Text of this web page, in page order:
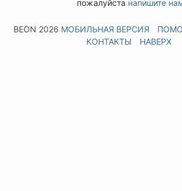
пожалуйста напишите
BEON 2026 МОБИЛЬНАЯ ВЕРСИЯ
КОНТАКТЫ
НАВЕРХ